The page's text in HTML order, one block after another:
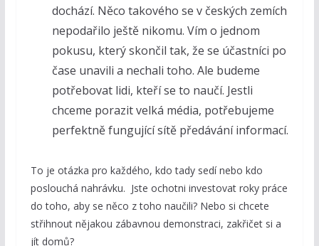
dochází. Něco takového se v českých zemích
nepodařilo ještě nikomu. Vím o jednom
pokusu, který skončil tak, že se účastníci po
čase unavili a nechali toho. Ale budeme
potřebovat lidi, kteří se to naučí. Jestli
chceme porazit velká média, potřebujeme
perfektně fungující sítě předávání informací.
To je otázka pro každého, kdo tady sedí nebo kdo
poslouchá nahrávku. Jste ochotni investovat roky práce
do toho, aby se něco z toho naučili? Nebo si chcete
střihnout nějakou zábavnou demonstraci, zakřičet si a
jít domů?